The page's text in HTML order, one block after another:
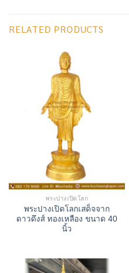
RELATED PRODUCTS
พระปางเปิดโลก
พระปางเปิดโลกเสด็จจาก
ดาวดึงส์ ทองเหลือง ขนาด 40
นิ้ว